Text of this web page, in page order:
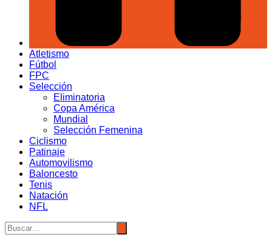
Atletismo
Fútbol
FPC
Selección
Eliminatoria
Copa América
Mundial
Selección Femenina
Ciclismo
Patinaje
Automovilismo
Baloncesto
Tenis
Natación
NFL